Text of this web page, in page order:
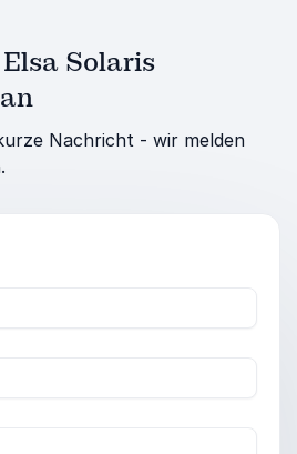
Solaris
Nachricht - wir melden